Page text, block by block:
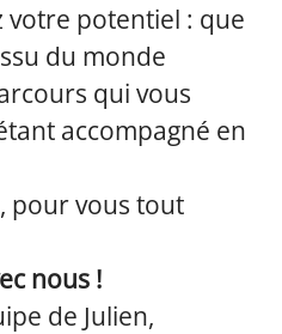
votre potentiel : que
du monde
qui vous
accompagné en
pour vous tout
nous !
de Julien,